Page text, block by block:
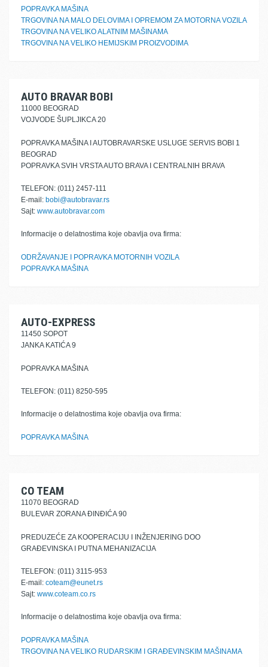
POPRAVKA MAŠINA
TRGOVINA NA MALO DELOVIMA I OPREMOM ZA MOTORNA VOZILA
TRGOVINA NA VELIKO ALATNIM MAŠINAMA
TRGOVINA NA VELIKO HEMIJSKIM PROIZVODIMA
AUTO BRAVAR BOBI
11000 BEOGRAD
VOJVODE ŠUPLJIKCA 20
POPRAVKA MAŠINA I AUTOBRAVARSKE USLUGE SERVIS BOBI 1
BEOGRAD
POPRAVKA SVIH VRSTA AUTO BRAVA I CENTRALNIH BRAVA
TELEFON: (011) 2457-111
E-mail: bobi@autobravar.rs
Sajt: www.autobravar.com
Informacije o delatnostima koje obavlja ova firma:
ODRŽAVANJE I POPRAVKA MOTORNIH VOZILA
POPRAVKA MAŠINA
AUTO-EXPRESS
11450 SOPOT
JANKA KATIĆA 9
POPRAVKA MAŠINA
TELEFON: (011) 8250-595
Informacije o delatnostima koje obavlja ova firma:
POPRAVKA MAŠINA
CO TEAM
11070 BEOGRAD
BULEVAR ZORANA ĐINĐIĆA 90
PREDUZEĆE ZA KOOPERACIJU I INŽENJERING DOO
GRAĐEVINSKA I PUTNA MEHANIZACIJA
TELEFON: (011) 3115-953
E-mail: coteam@eunet.rs
Sajt: www.coteam.co.rs
Informacije o delatnostima koje obavlja ova firma:
POPRAVKA MAŠINA
TRGOVINA NA VELIKO RUDARSKIM I GRAĐEVINSKIM MAŠINAMA